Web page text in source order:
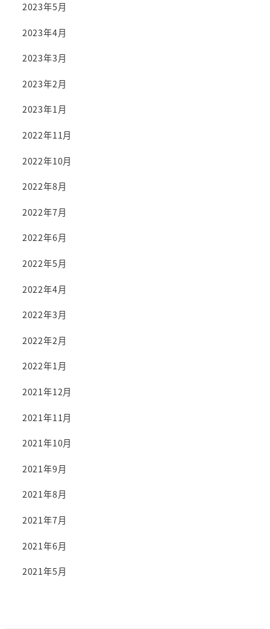
2023年5月
2023年4月
2023年3月
2023年2月
2023年1月
2022年11月
2022年10月
2022年8月
2022年7月
2022年6月
2022年5月
2022年4月
2022年3月
2022年2月
2022年1月
2021年12月
2021年11月
2021年10月
2021年9月
2021年8月
2021年7月
2021年6月
2021年5月